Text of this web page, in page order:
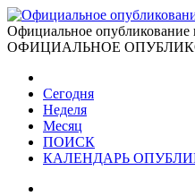
Официальное опубликование
ОФИЦИАЛЬНОЕ
Сегодня
Неделя
Месяц
ПОИСК
КАЛЕНДАРЬ